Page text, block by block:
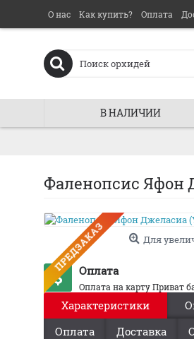
О нас Как купить? Оплата
В НАЛИЧИИ
Фаленопсис Яфон
ПРЕДЗАКАЗ Для
Оплата
Оплата на карту Приват
Характеристики
Оплата
Доставка